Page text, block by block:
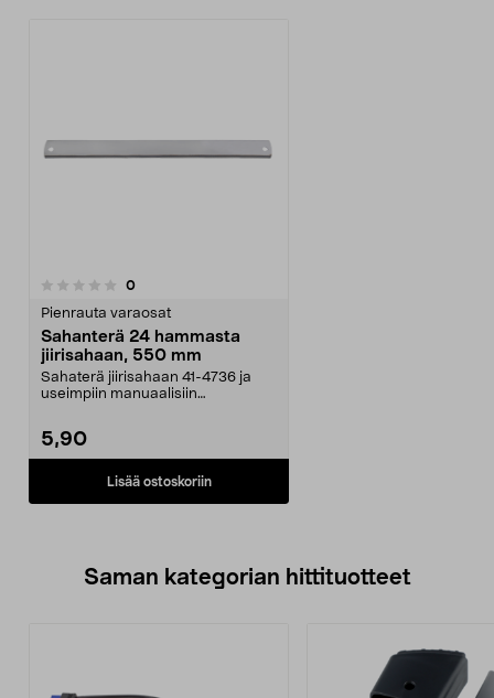
0arvostelut
Pienrauta varaosat
Sahanterä 24 hammasta
jiirisahaan, 550 mm
Sahaterä jiirisahaan 41-4736 ja
useimpiin manuaalisiin
5,90
Lisää ostoskoriin
Saman kategorian hittituotteet